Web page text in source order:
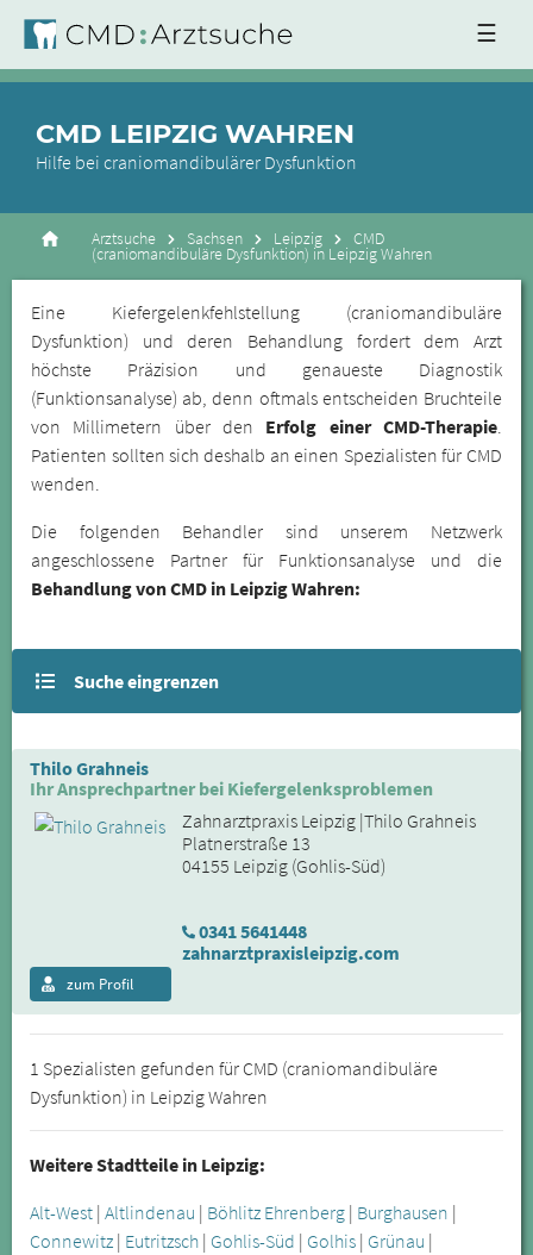
☰
CMD LEIPZIG WAHREN
Hilfe bei craniomandibulärer Dysfunktion
Arztsuche Sachsen Leipzig CMD
(craniomandibuläre Dysfunktion) in Leipzig Wahren
Eine Kiefergelenkfehlstellung (craniomandibuläre
Dysfunktion) und deren Behandlung fordert dem Arzt
höchste Präzision und genaueste Diagnostik
(Funktionsanalyse) ab, denn oftmals entscheiden Bruchteile
von Millimetern über den Erfolg einer CMD-Therapie.
Patienten sollten sich deshalb an einen Spezialisten für CMD
wenden.
Die folgenden Behandler sind unserem Netzwerk
angeschlossene Partner für Funktionsanalyse und die
Behandlung von CMD in Leipzig Wahren:
Suche eingrenzen
Thilo Grahneis
Ihr Ansprechpartner bei Kiefergelenksproblemen
Zahnarztpraxis Leipzig |Thilo Grahneis
Platnerstraße 13
04155 Leipzig (Gohlis-Süd)
0341 5641448
zahnarztpraxisleipzig.com
zum Profil
1 Spezialisten gefunden für CMD (craniomandibuläre
Dysfunktion) in Leipzig Wahren
Weitere Stadtteile in Leipzig:
Alt-West | Altlindenau | Böhlitz Ehrenberg | Burghausen |
Connewitz | Eutritzsch | Gohlis-Süd | Golhis | Grünau |